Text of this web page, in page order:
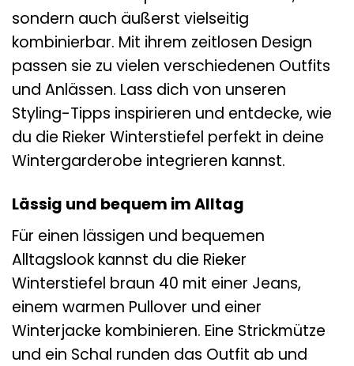
sondern auch äußerst vielseitig
kombinierbar. Mit ihrem zeitlosen Design
passen sie zu vielen verschiedenen Outfits
und Anlässen. Lass dich von unseren
Styling-Tipps inspirieren und entdecke, wie
du die Rieker Winterstiefel perfekt in deine
Wintergarderobe integrieren kannst.
Lässig und bequem im Alltag
Für einen lässigen und bequemen
Alltagslook kannst du die Rieker
Winterstiefel braun 40 mit einer Jeans,
einem warmen Pullover und einer
Winterjacke kombinieren. Eine Strickmütze
und ein Schal runden das Outfit ab und